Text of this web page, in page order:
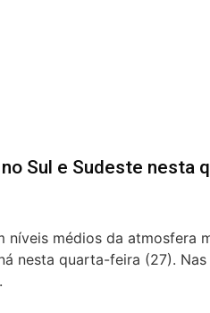
Sul e Sudeste nesta
médios da atmosfera
nesta quarta-feira (27).